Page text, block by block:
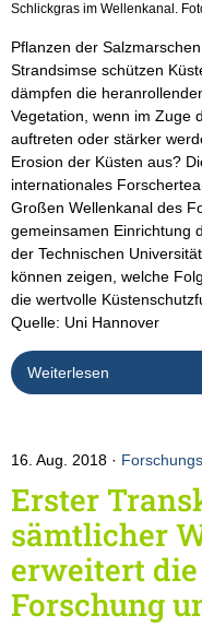
Schlickgras im Wellenkanal.
Pflanzen der
Strandsimse schützen
dämpfen die
Vegetation, wenn im Zuge
auftreten oder stärker
Erosion der Küsten aus?
internationales
Großen Wellenkanal des
gemeinsamen Einrichtung
der Technischen
können zeigen, welche
die wertvolle
Quelle: Uni Hannover
Weiterlesen
16. Aug. 2018
Erster
sämtlicher
erweitert
Forschung